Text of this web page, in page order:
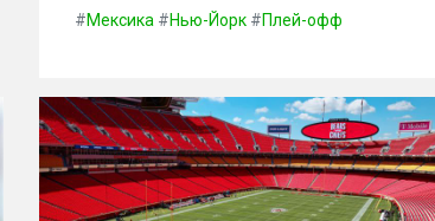
#Мексика #Нью-Йорк #Плей-офф